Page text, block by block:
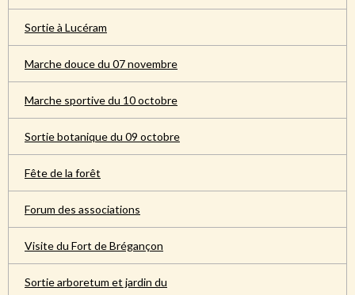
Sortie à Lucéram
Marche douce du 07 novembre
Marche sportive du 10 octobre
Sortie botanique du 09 octobre
Fête de la forêt
Forum des associations
Visite du Fort de Brégançon
Sortie arboretum et jardin du